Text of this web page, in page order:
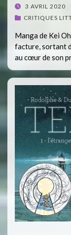
POSTED
ON
3 AVRIL 2020
CRITIQUES
Manga de Kei
facture, sortant
au cœur de son